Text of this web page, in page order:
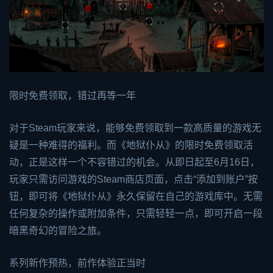
限时免费领取，错过再等一年
对于Steam玩家来说，能够免费领取到一款高质量的游戏无
疑是一种难得的福利。而《地狱仆从》的限时免费领取活
动，正是这样一个不容错过的机会。从即日起至6月16日，
玩家只需访问游戏的Steam商店页面，点击“添加到账户”按
钮，即可将《地狱仆从》永久保留在自己的游戏库中。无需
任何复杂的操作或附加条件，只需轻轻一点，即可开启一段
暗黑奇幻的冒险之旅。
系列新作预热，前作体验正当时